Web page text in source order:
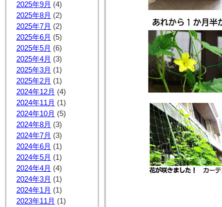
2025年9月 (4)
2025年8月 (2)
2025年7月 (2)
2025年6月 (5)
2025年5月 (6)
2025年4月 (3)
2025年3月 (1)
2025年2月 (1)
2024年12月 (4)
2024年11月 (1)
2024年10月 (5)
2024年8月 (3)
2024年7月 (3)
2024年6月 (1)
2024年5月 (1)
2024年4月 (4)
2024年3月 (1)
2024年1月 (1)
2023年11月 (1)